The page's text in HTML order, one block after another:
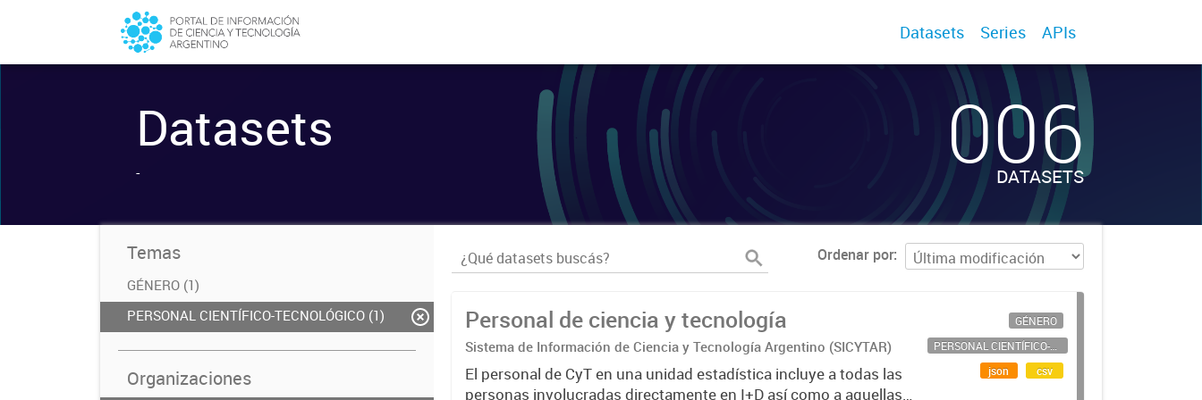
Datasets Series APIs
Datasets
- 006
DATASETS
Temas
GÉNERO (1)
PERSONAL CIENTÍFICO-TECNOLÓGICO (1)
Organizaciones
Ordenar por
Personal de ciencia y tecnología
Sistema de Información de Ciencia y Tecnología Argentino (SICYTAR)
El personal de CyT en una unidad estadística incluye a todas las
personas involucradas directamente en I+D así como a aquellas
GÉNERO
PERSONAL CIENTÍFICO-TECNOLÓGICO
json
csv